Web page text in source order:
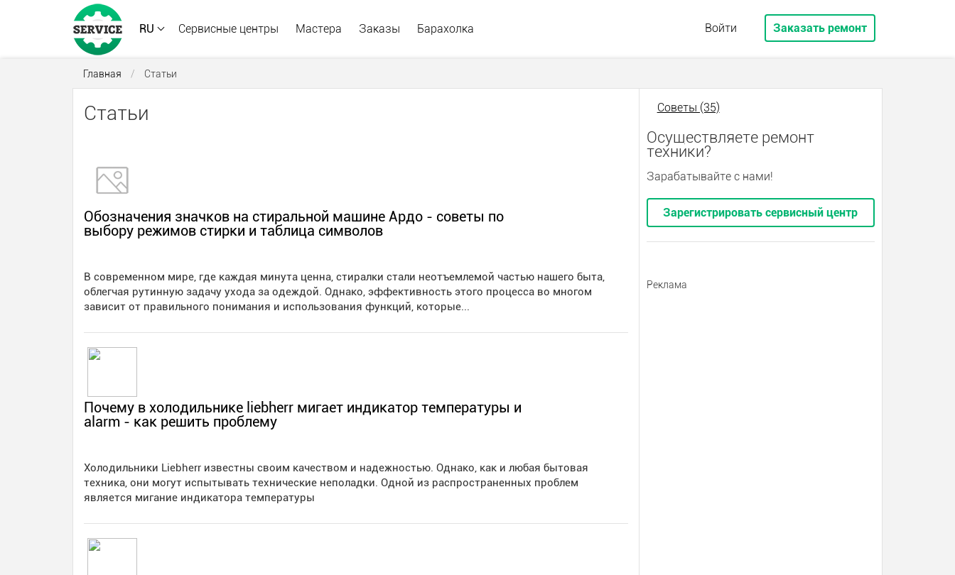
RU Сервисные центры Мастера Заказы Барахолка Войти Заказать ремонт
Главная / Статьи
Статьи
Обозначения значков на стиральной машине Ардо - советы по
выбору режимов стирки и таблица символов
В современном мире, где каждая минута ценна, стиралки стали неотъемлемой частью нашего быта,
облегчая рутинную задачу ухода за одеждой. Однако, эффективность этого процесса во многом
зависит от правильного понимания и использования функций, которые...
Почему в холодильнике liebherr мигает индикатор температуры и
alarm - как решить проблему
Холодильники Liebherr известны своим качеством и надежностью. Однако, как и любая бытовая
техника, они могут испытывать технические неполадки. Одной из распространенных проблем
является мигание индикатора температуры
Советы (35)
Осуществляете ремонт
техники?
Зарабатывайте с нами!
Зарегистрировать сервисный центр
Реклама